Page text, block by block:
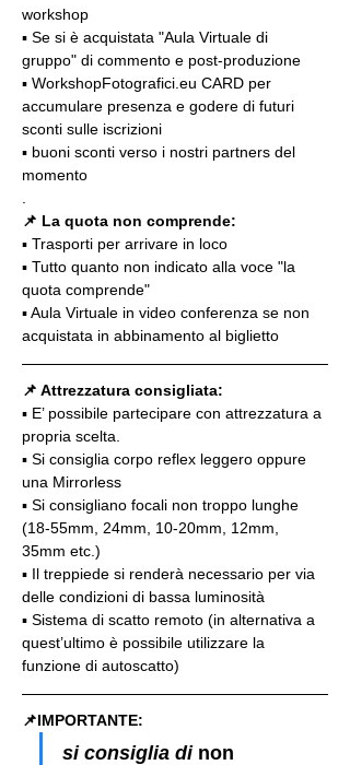
workshop
▪️ Se si è acquistata "Aula Virtuale di
gruppo" di commento e post-produzione
▪️ WorkshopFotografici.eu CARD per
accumulare presenza e godere di futuri
sconti sulle iscrizioni
▪️ buoni sconti verso i nostri partners del
momento
📌 La quota non comprende:
▪️ Trasporti per arrivare in loco
▪️ Tutto quanto non indicato alla voce "la
quota comprende"
▪️ Aula Virtuale in video conferenza se non
acquistata in abbinamento al biglietto
📌 Attrezzatura consigliata:
▪️ E’ possibile partecipare con attrezzatura a
propria scelta.
▪️ Si consiglia corpo reflex leggero oppure
una Mirrorless
▪️ Si consigliano focali non troppo lunghe
(18-55mm, 24mm, 10-20mm, 12mm,
35mm etc.)
▪️ Il treppiede si renderà necessario per via
delle condizioni di bassa luminosità
▪️ Sistema di scatto remoto (in alternativa a
quest’ultimo è possibile utilizzare la
funzione di autoscatto)
📌IMPORTANTE:
si consiglia di non